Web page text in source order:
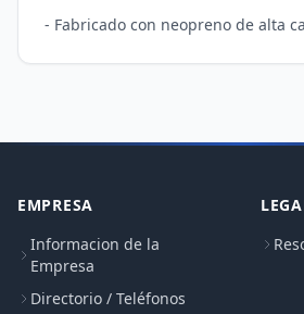
EMPRESA
Informacion de la
Empresa
Directorio / Teléfonos